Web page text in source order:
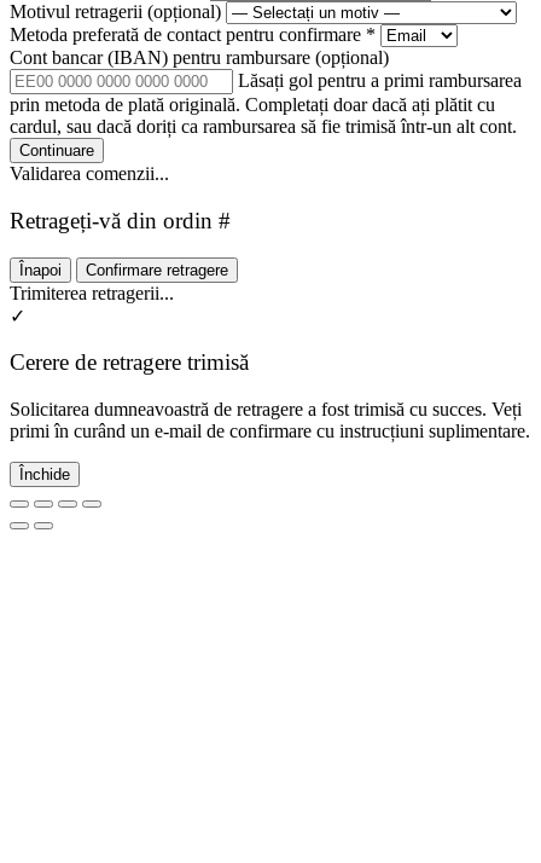
Motivul retragerii (opțional)
Metoda preferată de contact pentru confirmare *
Cont bancar (IBAN) pentru rambursare (opțional)
Lăsați gol pentru a primi rambursarea
prin metoda de plată originală. Completați doar dacă ați plătit cu
cardul, sau dacă doriți ca rambursarea să fie trimisă într-un alt cont.
Continuare
Validarea comenzii...
Retrageți-vă din ordin #
Înapoi Confirmare retragere
Trimiterea retragerii...
✓
Cerere de retragere trimisă
Solicitarea dumneavoastră de retragere a fost trimisă cu succes. Veți
primi în curând un e-mail de confirmare cu instrucțiuni suplimentare.
Închide